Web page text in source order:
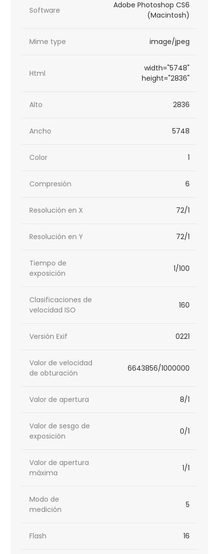
Software
Adobe Photoshop CS6
(Macintosh)
Mime type image/jpeg
Html
width="5748"
height="2836"
Alto 2836
Ancho 5748
Color 1
Compresión 6
Resolución en X 72/1
Resolución en Y 72/1
Tiempo de
exposición
1/100
Clasificaciones de
velocidad ISO
160
Versión Exif 0221
Valor de velocidad
de obturación
6643856/1000000
Valor de apertura 8/1
Valor de sesgo de
exposición
0/1
Valor de apertura
máxima
1/1
Modo de
medición
5
Flash 16